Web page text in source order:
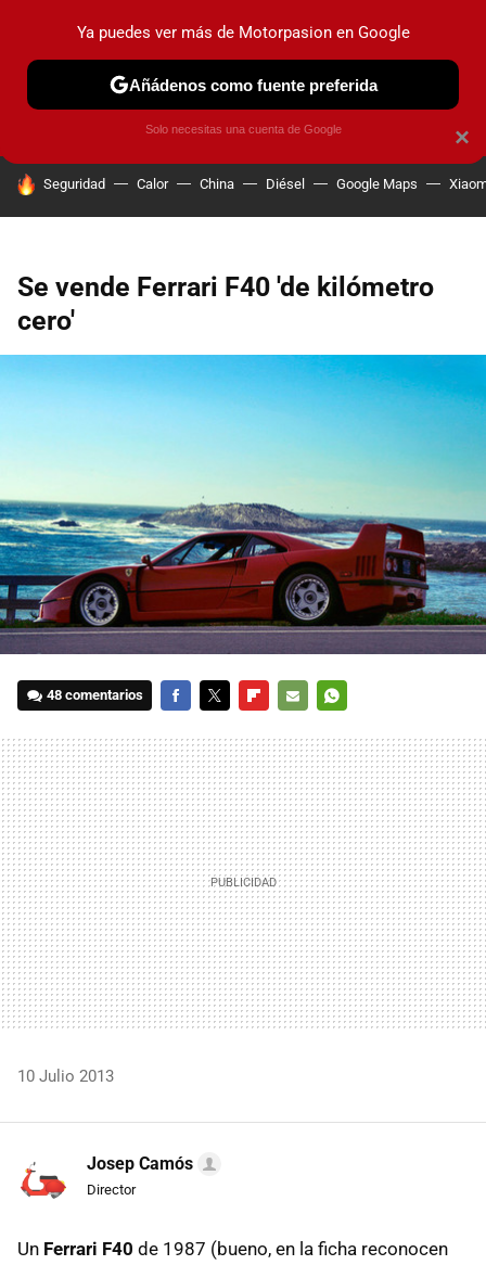
PRUEBAS COCHES ELÉCTRICOS OBSERVATORIO
HOY SE HABLA DE
Seguridad Calor China Diésel Google Maps
Se vende Ferrari F40 'de kilómetro
cero'
48 comentarios
MAIL
10 Julio 2013
Josep Camós
Director
Un Ferrari F40 de 1987 (bueno, en la ficha reconocen
×
Ya puedes ver más de Motorpasion en Google
Añádenos como fuente preferida
Solo necesitas una cuenta de Google